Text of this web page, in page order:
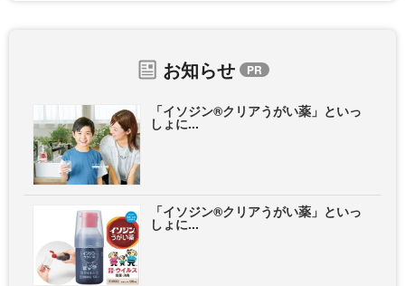
お知らせ
「イソジン®クリアうがい薬」といっ
しょに...
「イソジン®クリアうがい薬」といっ
しょに...